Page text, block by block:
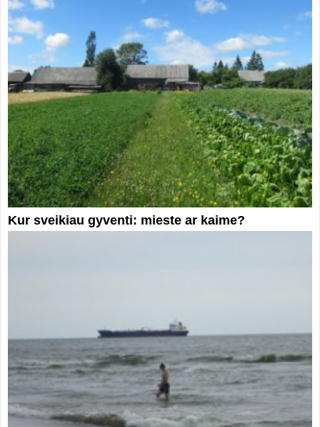
Kur sveikiau gyventi: mieste ar kaime?